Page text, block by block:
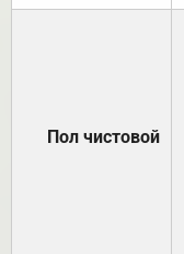
Пол чистовой